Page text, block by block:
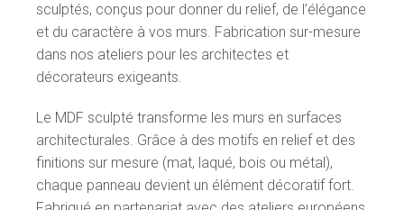
sculptés, conçus pour donner du relief, de l’élégance
et du caractère à vos murs. Fabrication sur-mesure
dans nos ateliers pour les architectes et
décorateurs exigeants.
Le MDF sculpté transforme les murs en surfaces
architecturales. Grâce à des motifs en relief et des
finitions sur mesure (mat, laqué, bois ou métal),
chaque panneau devient un élément décoratif fort.